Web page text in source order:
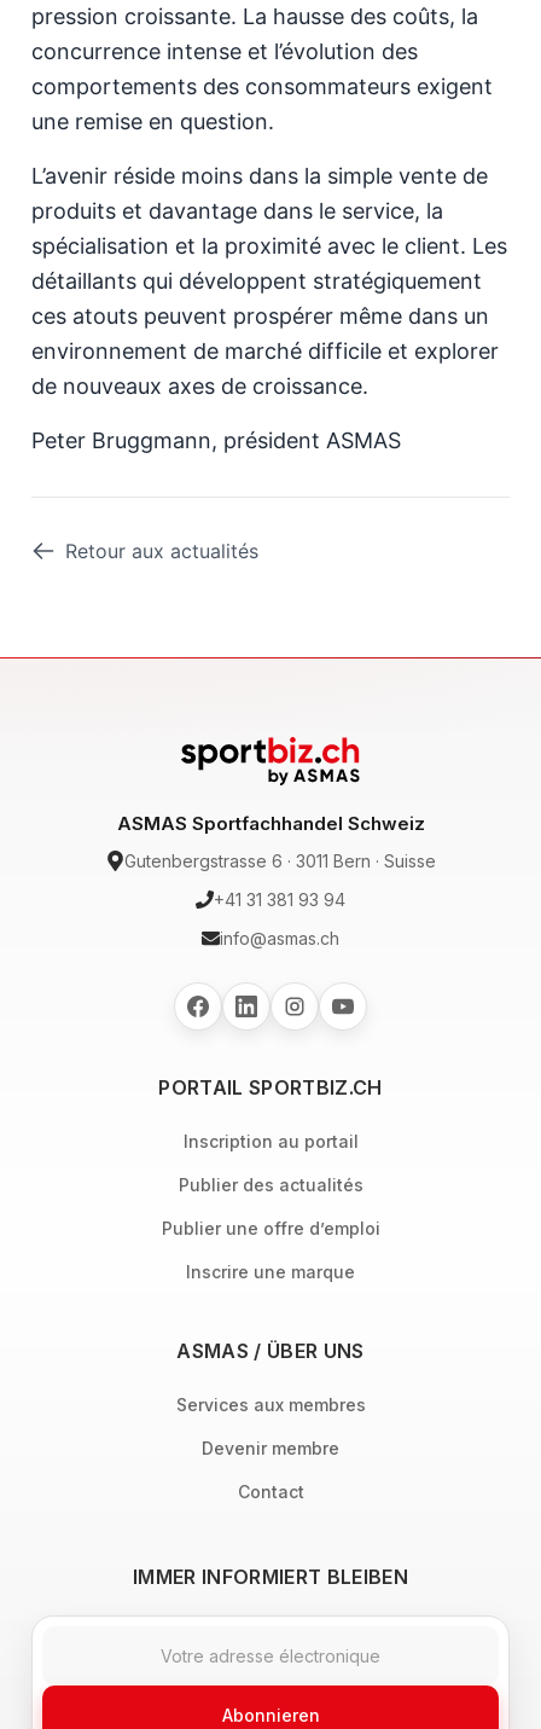
pression croissante. La hausse des coûts, la
concurrence intense et l’évolution des
comportements des consommateurs exigent
une remise en question.
L’avenir réside moins dans la simple vente de
produits et davantage dans le service, la
spécialisation et la proximité avec le client. Les
détaillants qui développent stratégiquement
ces atouts peuvent prospérer même dans un
environnement de marché difficile et explorer
de nouveaux axes de croissance.
Peter Bruggmann, président ASMAS
Retour aux actualités
ASMAS Sportfachhandel Schweiz
Gutenbergstrasse 6 · 3011 Bern · Suisse
+41 31 381 93 94
info@asmas.ch
PORTAIL SPORTBIZ.CH
Inscription au portail
Publier des actualités
Publier une offre d’emploi
Inscrire une marque
ASMAS / ÜBER UNS
Services aux membres
Devenir membre
Contact
IMMER INFORMIERT BLEIBEN
Abonnieren